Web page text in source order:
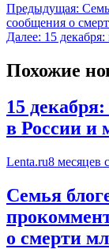
Предыдущая:
сообщения о
Далее: 15
Похожие
15
в России и
Lenta.ru8 месяцев
Семья
о смерти